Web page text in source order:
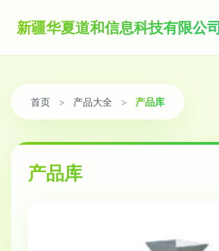
新疆华夏道和信息科技有限公司
首页 > 产品大全 > 产品库
产品库